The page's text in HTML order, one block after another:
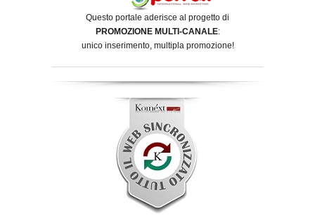
Questo portale aderisce al progetto di
PROMOZIONE MULTI-CANALE:
unico inserimento, multipla promozione!